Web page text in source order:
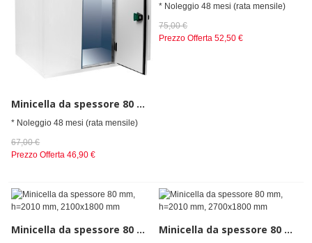
Minicella da spessore 80 mm, h=2010 mm, 2100x1200 mm
* Noleggio 48 mesi (rata mensile)
67,00 €
Prezzo Offerta 46,90 €
* Noleggio 48 mesi (rata mensile)
75,00 €
Prezzo Offerta 52,50 €
Minicella da spessore 80 mm, h=2010 mm, 2100x1800 mm Minicella da spessore 80 mm, h=2010 mm, 2700x1800 mm